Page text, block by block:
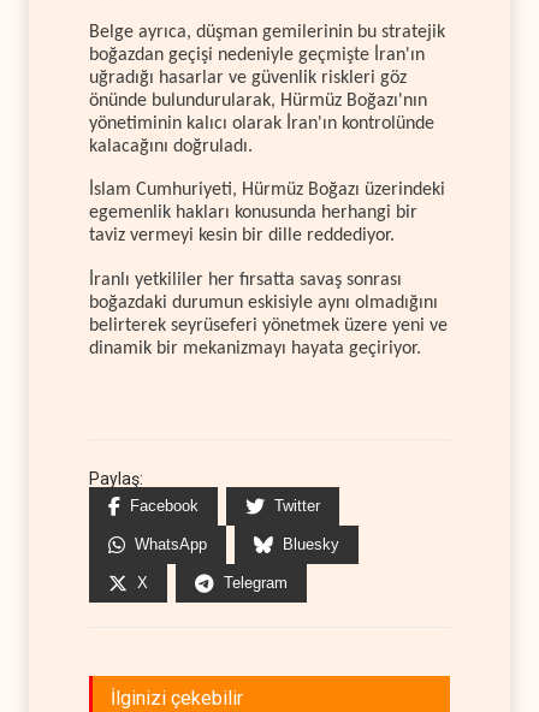
Belge ayrıca, düşman gemilerinin bu stratejik
boğazdan geçişi nedeniyle geçmişte İran'ın
uğradığı hasarlar ve güvenlik riskleri göz
önünde bulundurularak, Hürmüz Boğazı'nın
yönetiminin kalıcı olarak İran'ın kontrolünde
kalacağını doğruladı.
İslam Cumhuriyeti, Hürmüz Boğazı üzerindeki
egemenlik hakları konusunda herhangi bir
taviz vermeyi kesin bir dille reddediyor.
İranlı yetkililer her fırsatta savaş sonrası
boğazdaki durumun eskisiyle aynı olmadığını
belirterek seyrüseferi yönetmek üzere yeni ve
dinamik bir mekanizmayı hayata geçiriyor.
Paylaş:
Facebook Twitter
WhatsApp Bluesky
X Telegram
İlginizi çekebilir